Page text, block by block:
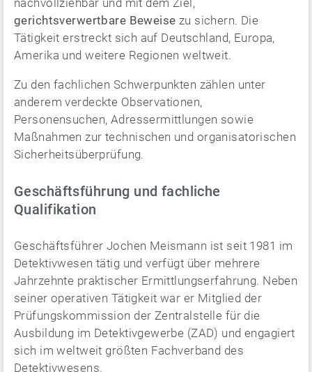
nachvollziehbar und mit dem Ziel,
gerichtsverwertbare Beweise zu sichern. Die
Tätigkeit erstreckt sich auf Deutschland, Europa,
Amerika und weitere Regionen weltweit.
Zu den fachlichen Schwerpunkten zählen unter
anderem verdeckte Observationen,
Personensuchen, Adressermittlungen sowie
Maßnahmen zur technischen und organisatorischen
Sicherheitsüberprüfung.
Geschäftsführung und fachliche
Qualifikation
Geschäftsführer Jochen Meismann ist seit 1981 im
Detektivwesen tätig und verfügt über mehrere
Jahrzehnte praktischer Ermittlungserfahrung. Neben
seiner operativen Tätigkeit war er Mitglied der
Prüfungskommission der Zentralstelle für die
Ausbildung im Detektivgewerbe (ZAD) und engagiert
sich im weltweit größten Fachverband des
Detektivwesens.